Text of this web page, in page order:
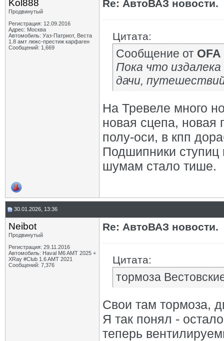
Kol888
Продвинутый
Регистрация: 12.09.2016
Адрес: Москва
Автомобиль: Уаз-Патриот, Веста
1.8 амт люкс-престиж карфаген
Сообщений: 1,669
Re: АвтоВАЗ новости.
Цитата:
Сообщение от OFA
Пока что
дачи,
На Тревеле много
новая сцепа,
полу-оси, в кпп
Подшипники ступиц
шумам стало тише.
30.01.2026, 13:36
Neibot
Продвинутый
Регистрация: 29.11.2016
Автомобиль: Haval M6 AMT 2025 +
XRay #Club 1.6 AMT 2021
Сообщений: 7,376
Re: АвтоВАЗ новости.
Цитата:
тормоза
Свои там тормоза,
Я так понял -
теперь